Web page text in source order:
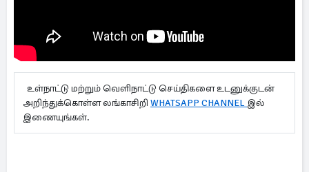
உள்நாட்டு மற்றும் வெளிநாட்டு செய்திகளை உடனுக்குடன்
அறிந்துக்கொள்ள லங்காசிறி WHATSAPP CHANNEL இல்
இணையுங்கள்.